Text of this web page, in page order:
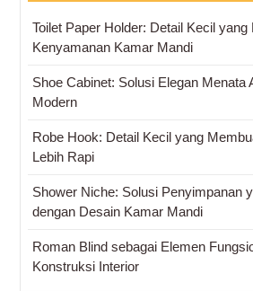
Toilet Paper Holder: Detail Kecil yang
Kenyamanan Kamar Mandi
Shoe Cabinet: Solusi Elegan Menata
Modern
Robe Hook: Detail Kecil yang
Lebih Rapi
Shower Niche: Solusi Penyimpanan
dengan Desain Kamar Mandi
Roman Blind sebagai Elemen
Konstruksi Interior